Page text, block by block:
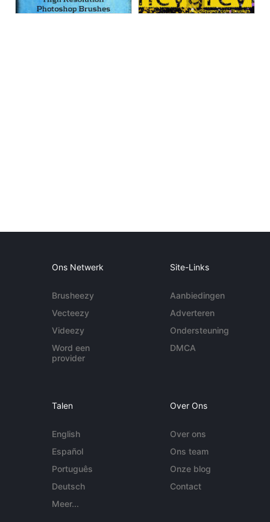
Ons Netwerk
Brusheezy
Vecteezy
Videezy
Word een
provider
Site-Links
Aanbiedingen
Adverteren
Ondersteuning
DMCA
Talen
English
Español
Português
Deutsch
Meer...
Over Ons
Over ons
Ons team
Onze blog
Contact